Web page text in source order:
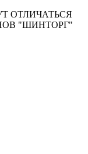
ОТЛИЧАТЬСЯ
"ШИНТОРГ"